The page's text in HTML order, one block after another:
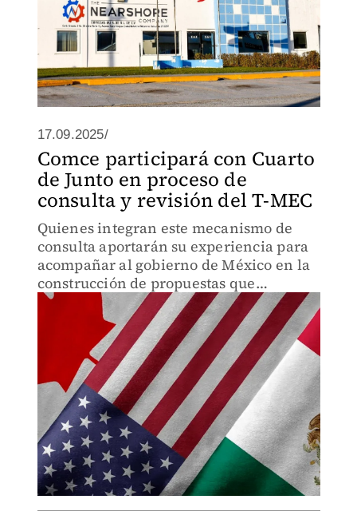
17.09.2025/
Comce participará con Cuarto
de Junto en proceso de
consulta y revisión del T-MEC
Quienes integran este mecanismo de
consulta aportarán su experiencia para
acompañar al gobierno de México en la
construcción de propuestas que
fortalezcan la competitividad regional.